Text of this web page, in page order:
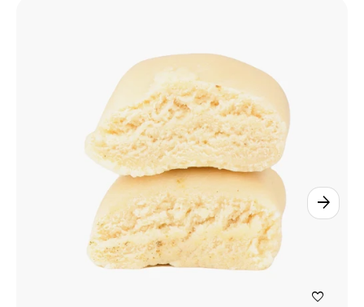
arrow_forward
favorite